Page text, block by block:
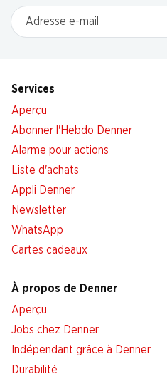
Adresse e-mail
Services
Aperçu
Abonner l'Hebdo Denner
Alarme pour actions
Liste d'achats
Appli Denner
Newsletter
WhatsApp
Cartes cadeaux
À propos de Denner
Aperçu
Jobs chez Denner
Indépendant grâce à Denner
Durabilité